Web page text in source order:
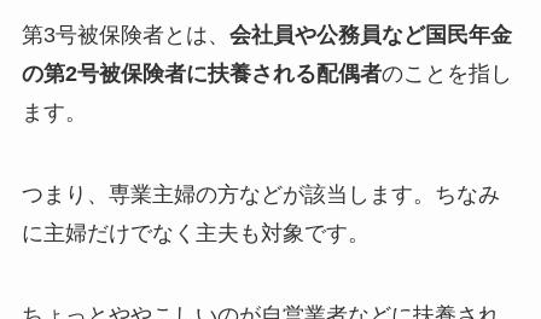
第3号被保険者とは、 会社員や公務員など国民年金
の第2号被保険者に扶養される配偶者のことを指し
ます。
つまり、専業主婦の方などが該当します。ちなみ
に主婦だけでなく主夫も対象です。